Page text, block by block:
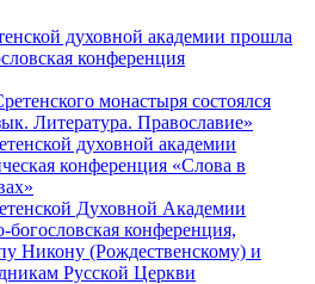
духовной академии прошла
конференция
монастыря состоялся
Литература. Православие»
духовной академии
конференция «Слова в
Духовной Академии
конференция,
Никону (Рождественскому) и
Русской Церкви